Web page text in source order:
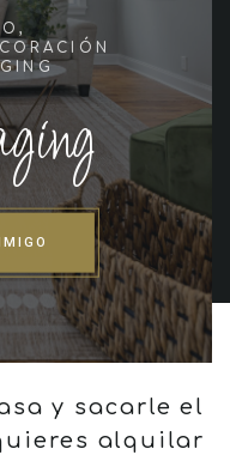
y sacarle el
alquilar